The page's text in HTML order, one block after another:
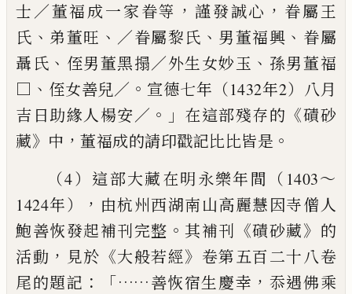
士／董福成一家眷等 ， 謹發誠心 ， 眷屬王
氏 、 弟董旺 、 ／眷屬黎氏 、 男董福興 、 眷屬
聶氏 、 侄男董黑搨／外生女妙玉 、 孫男董福
□ 、 侄女善兒／ 。 宣德七年（1432年2） 八月
吉日助緣人楊安／ 。」 在這部殘存的 《磧砂
藏》 中 ， 董福成的請印戳記比比皆是 。
（4）這部大藏在明永樂年間（1403～
1424年）
， 由杭州西湖南山高麗慧因寺僧人
鮑善恢發起補刊完整 。其補刊 《磧砂藏》 的
活動 ， 見於 《大般若經》 卷第五百二十八卷
尾的題記 ：「……善恢宿生慶幸 ， 忝遇佛乘